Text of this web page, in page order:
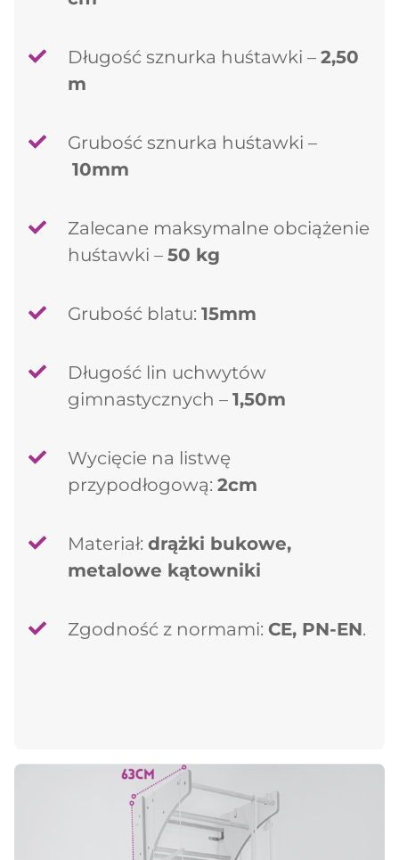
Długość sznurka huśtawki – 2,50
m
Grubość sznurka huśtawki –
10mm
Zalecane maksymalne obciążenie
huśtawki – 50 kg
Grubość blatu: 15mm
Długość lin uchwytów
gimnastycznych – 1,50m
Wycięcie na listwę
przypodłogową: 2cm
Materiał: drążki bukowe,
metalowe kątowniki
Zgodność z normami: CE, PN-EN.